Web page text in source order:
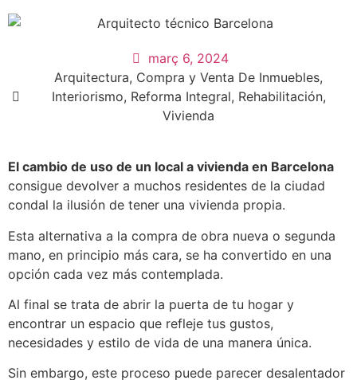
març 6, 2024
Arquitectura, Compra y Venta De Inmuebles,
Interiorismo, Reforma Integral, Rehabilitación,
Vivienda
El cambio de uso de un local a vivienda en Barcelona
consigue devolver a muchos residentes de la ciudad
condal la ilusión de tener una vivienda propia.
Esta alternativa a la compra de obra nueva o segunda
mano, en principio más cara, se ha convertido en una
opción cada vez más contemplada.
Al final se trata de abrir la puerta de tu hogar y
encontrar un espacio que refleje tus gustos,
necesidades y estilo de vida de una manera única.
Sin embargo, este proceso puede parecer desalentador
funcionalidades
comportamiento
mientras visitas
nuestro sitio,
aumentas la
ver contenido y
ofertas
personalizados.